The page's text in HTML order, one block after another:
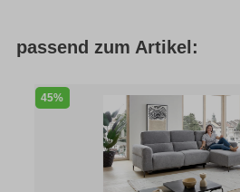
passend zum Artikel:
45%